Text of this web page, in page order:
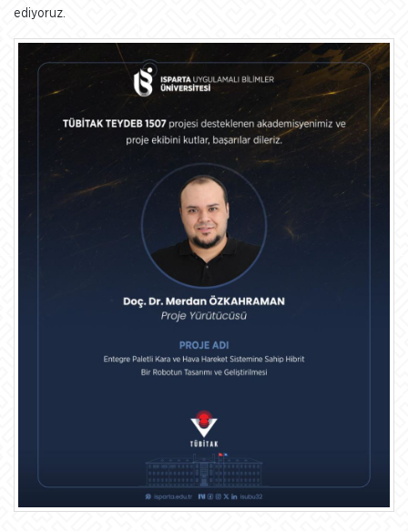
ediyoruz.